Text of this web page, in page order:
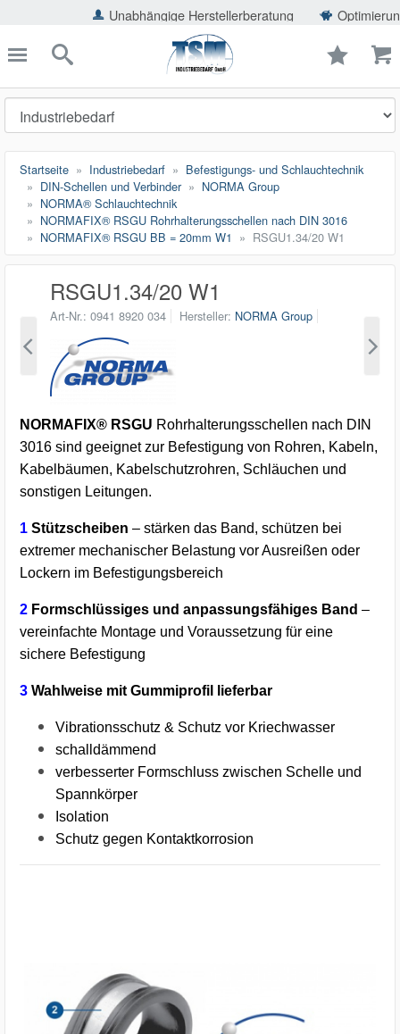
Unabhängige Herstellerberatung Optimierung der
schließen
Suche
Startseite Industriebedarf
Befestigungs- und Schlauchtechnik
DIN-Schellen und Verbinder
NORMA Group
NORMA® Schlauchtechnik
NORMAFIX® RSGU Rohrhalterungsschellen nach DIN 3016
NORMAFIX® RSGU BB = 20mm W1
RSGU1.34/20 W1
RSGU1.34/20 W1
Art-Nr. 0941 8920 034 Hersteller NORMA Group
NORMAFIX® RSGU Rohrhalterungsschellen nach DIN
3016 sind geeignet zur Befestigung von Rohren, Kabeln,
Kabelbäumen, Kabelschutzrohren, Schläuchen und
sonstigen Leitungen.
1 Stützscheiben – stärken das Band, schützen bei
extremer mechanischer Belastung vor Ausreißen oder
Lockern im Befestigungsbereich
2 Formschlüssiges und anpassungsfähiges Band –
vereinfachte Montage und Voraussetzung für eine
sichere Befestigung
3 Wahlweise mit Gummiprofil lieferbar
Vibrationsschutz & Schutz vor Kriechwasser
schalldämmend
verbesserter Formschluss zwischen Schelle und
Spannkörper
Isolation
Schutz gegen Kontaktkorrosion